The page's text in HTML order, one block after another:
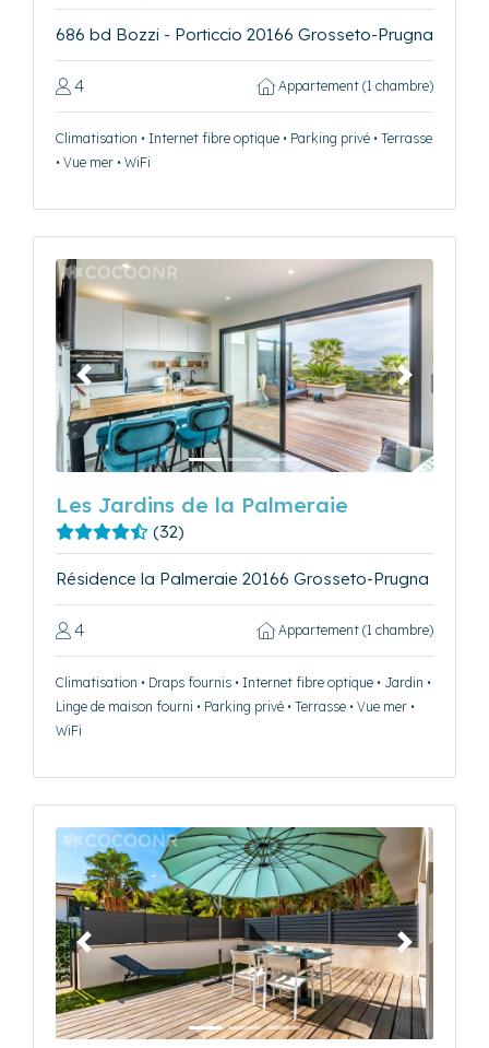
686 bd Bozzi - Porticcio 20166 Grosseto-Prugna
4 Appartement (1 chambre)
Climatisation • Internet fibre optique • Parking privé • Terrasse
• Vue mer • WiFi
Précédent Suivant
Les Jardins de la Palmeraie
(32)
Résidence la Palmeraie 20166 Grosseto-Prugna
4 Appartement (1 chambre)
Climatisation • Draps fournis • Internet fibre optique • Jardin •
Linge de maison fourni • Parking privé • Terrasse • Vue mer •
WiFi
Précédent Suivant